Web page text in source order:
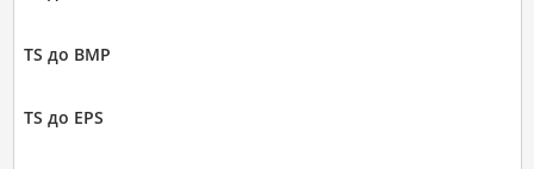
TS до BMP
TS до EPS